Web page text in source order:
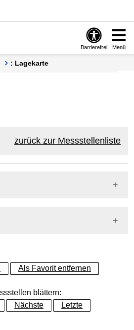
Barrierefrei Menü
: Lagekarte
zurück zur Messstellenliste
Als Favorit entfernen
blättern:
Nächste Letzte